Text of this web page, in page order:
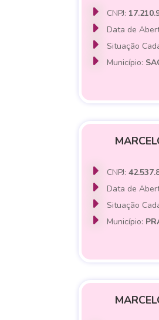
CNPJ:
Data de
Situação
Município:
CNPJ:
Data de
Situação
Município: